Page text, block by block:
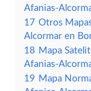
Afanias-
17 Otros
Alcormar en
18 Mapa
Afanias-
19 Mapa